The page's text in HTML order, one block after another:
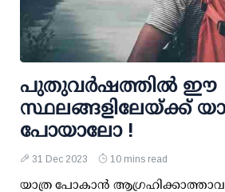
പുതുവര്‍ഷത്തില്‍ ഈ
സ്ഥലങ്ങളിലേയ്ക്ക്
പോയാലോ !
31 Dec 2023 10 mins read
യാത്ര പോകാന്‍